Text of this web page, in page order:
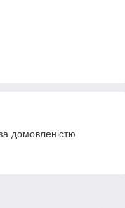
домовленістю